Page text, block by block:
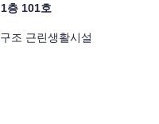
층 101호
조 근린생활시설